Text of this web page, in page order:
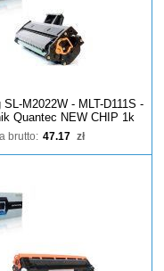
M2022W - MLT-D111S -
Quantec NEW CHIP 1k
brutto: 47.17 zł